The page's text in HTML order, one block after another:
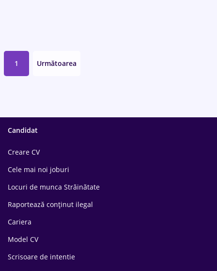
1 Următoarea
Candidat
Creare CV
Cele mai noi joburi
Locuri de munca Străinătate
Raportează conținut ilegal
Cariera
Model CV
Scrisoare de intentie